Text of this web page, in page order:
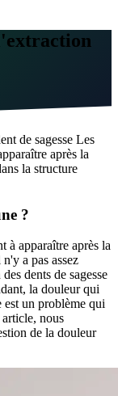
de sagesse Les
après la
la structure
?
à apparaître après la
a pas assez
dents de sagesse
la douleur qui
est un problème qui
article, nous
de la douleur